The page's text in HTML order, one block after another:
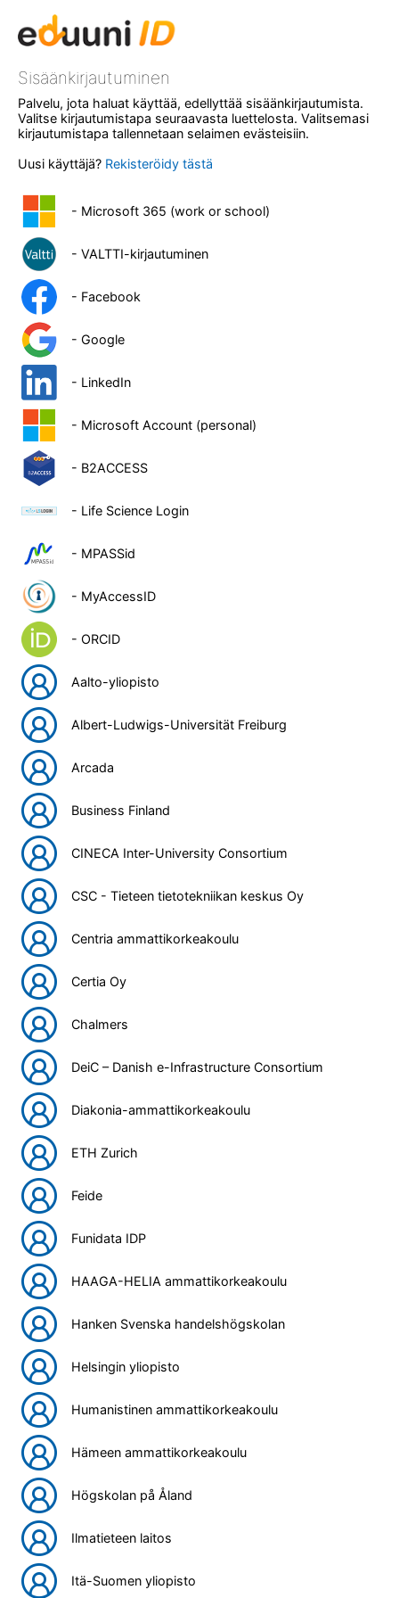
Sisäänkirjautuminen
Palvelu, jota haluat käyttää, edellyttää sisäänkirjautumista.
Valitse kirjautumistapa seuraavasta luettelosta. Valitsemasi
kirjautumistapa tallennetaan selaimen evästeisiin.
Uusi käyttäjä? Rekisteröidy tästä
- Microsoft 365 (work or school)
- VALTTI-kirjautuminen
- Facebook
- Google
- LinkedIn
- Microsoft Account (personal)
- B2ACCESS
- Life Science Login
- MPASSid
- MyAccessID
- ORCID
Aalto-yliopisto
Albert-Ludwigs-Universität Freiburg
Arcada
Business Finland
CINECA Inter-University Consortium
CSC - Tieteen tietotekniikan keskus Oy
Centria ammattikorkeakoulu
Certia Oy
Chalmers
DeiC – Danish e-Infrastructure Consortium
Diakonia-ammattikorkeakoulu
ETH Zurich
Feide
Funidata IDP
HAAGA-HELIA ammattikorkeakoulu
Hanken Svenska handelshögskolan
Helsingin yliopisto
Humanistinen ammattikorkeakoulu
Hämeen ammattikorkeakoulu
Högskolan på Åland
Ilmatieteen laitos
Itä-Suomen yliopisto